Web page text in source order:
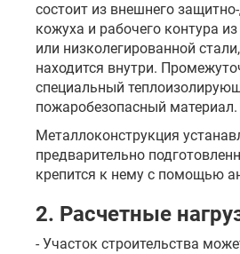
состоит из внешнего
кожуха и рабочего контура
или низколегированной
находится внутри.
специальный
пожаробезопасный материал.
Металлоконструкция
предварительно
крепится к нему с помощью
2. Расчетные
- Участок строительства